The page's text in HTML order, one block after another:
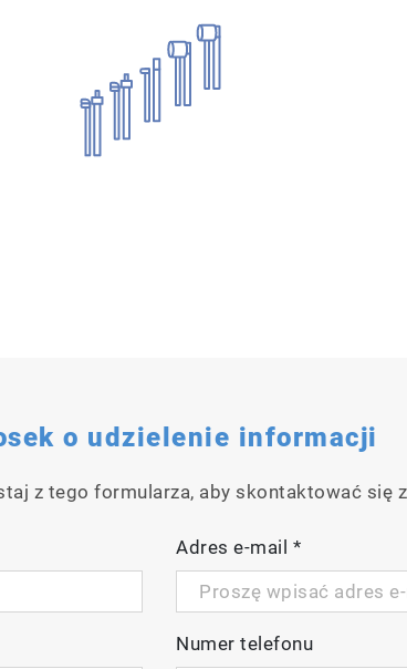
o udzielenie informacji
z tego formularza, aby skontaktować się
Adres e-mail *
Numer telefonu